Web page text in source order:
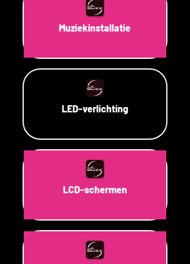
Muziekinstallatie
LED-verlichting
LCD-schermen